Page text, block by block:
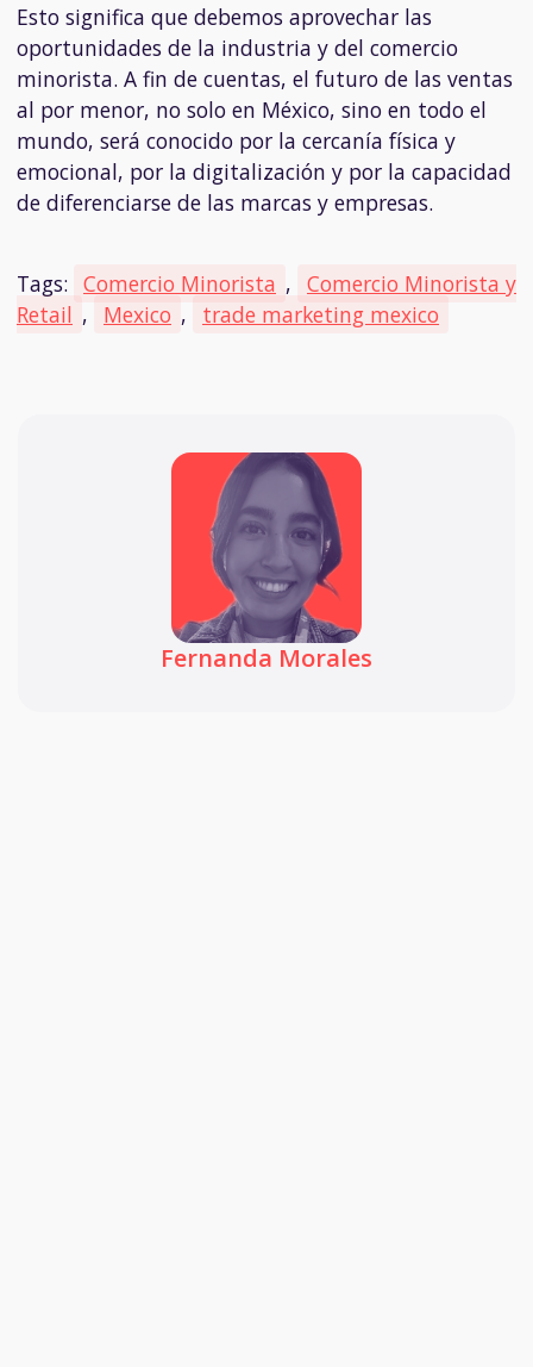
Esto significa que debemos aprovechar las
oportunidades de la industria y del comercio
minorista. A fin de cuentas, el futuro de las ventas
al por menor, no solo en México, sino en todo el
mundo, será conocido por la cercanía física y
emocional, por la digitalización y por la capacidad
de diferenciarse de las marcas y empresas.
Tags: Comercio Minorista , Comercio Minorista y
Retail , Mexico , trade marketing mexico
Fernanda Morales